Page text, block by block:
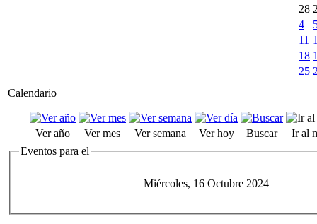
28
4
11
18
25
Calendario
Ver año Ver mes Ver semana Ver hoy Buscar
Ir al
Eventos para el
Miércoles, 16 Octubre 2024